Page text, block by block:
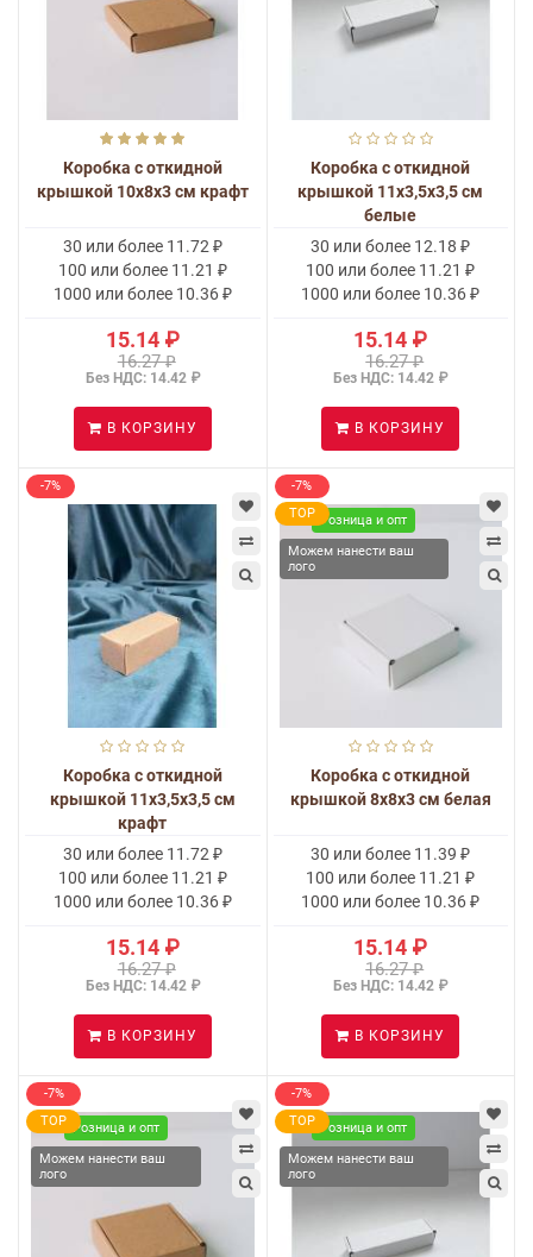
Коробка с откидной
крышкой 10x8x3 см крафт
30 или более 11.72 ₽
100 или более 11.21 ₽
1000 или более 10.36 ₽
15.14 ₽
16.27 ₽
Без НДС: 14.42 ₽
В КОРЗИНУ
Коробка с откидной
крышкой 11x3,5x3,5 см
белые
30 или более 12.18 ₽
100 или более 11.21 ₽
1000 или более 10.36 ₽
15.14 ₽
16.27 ₽
Без НДС: 14.42 ₽
В КОРЗИНУ
-7%
Коробка с откидной
крышкой 11x3,5x3,5 см
крафт
30 или более 11.72 ₽
100 или более 11.21 ₽
1000 или более 10.36 ₽
15.14 ₽
16.27 ₽
Без НДС: 14.42 ₽
В КОРЗИНУ
Розница и опт
Можем нанести ваш
лого
-7%
TOP
Коробка с откидной
крышкой 8x8x3 см белая
30 или более 11.39 ₽
100 или более 11.21 ₽
1000 или более 10.36 ₽
15.14 ₽
16.27 ₽
Без НДС: 14.42 ₽
В КОРЗИНУ
Розница и опт
Можем нанести ваш
лого
-7%
TOP
Розница и опт
Можем нанести ваш
лого
-7%
TOP